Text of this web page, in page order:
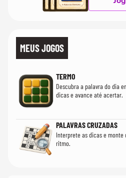
MEUS JOGOS
TERMO
Descubra a palavra do dia
dicas e avance até acertar.
PALAVRAS CRUZADAS
Interprete as dicas e
ritmo.